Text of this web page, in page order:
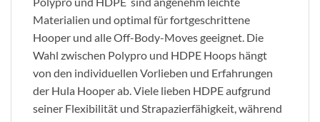
Materialien und optimal für fortgeschrittene
Hooper und alle Off-Body-Moves geeignet. Die
Wahl zwischen Polypro und HDPE Hoops hängt
von den individuellen Vorlieben und Erfahrungen
der Hula Hooper ab. Viele lieben HDPE aufgrund
seiner Flexibilität und Strapazierfähigkeit, während